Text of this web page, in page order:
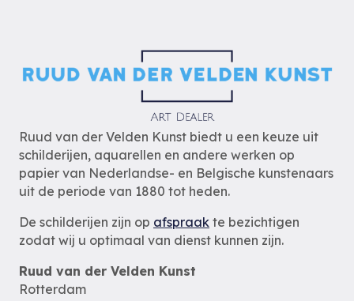
Ruud van der Velden Kunst biedt u een keuze uit
schilderijen, aquarellen en andere werken op
papier van Nederlandse- en Belgische kunstenaars
uit de periode van 1880 tot heden.
De schilderijen zijn op afspraak te bezichtigen
zodat wij u optimaal van dienst kunnen zijn.
Ruud van der Velden Kunst
Rotterdam